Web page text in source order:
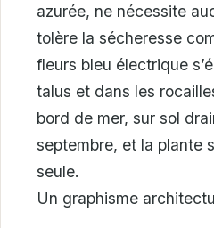
azurée, ne nécessite
tolère la sécheresse
fleurs bleu électrique
talus et dans les
bord de mer, sur sol
septembre, et la plante
seule.
Un graphisme